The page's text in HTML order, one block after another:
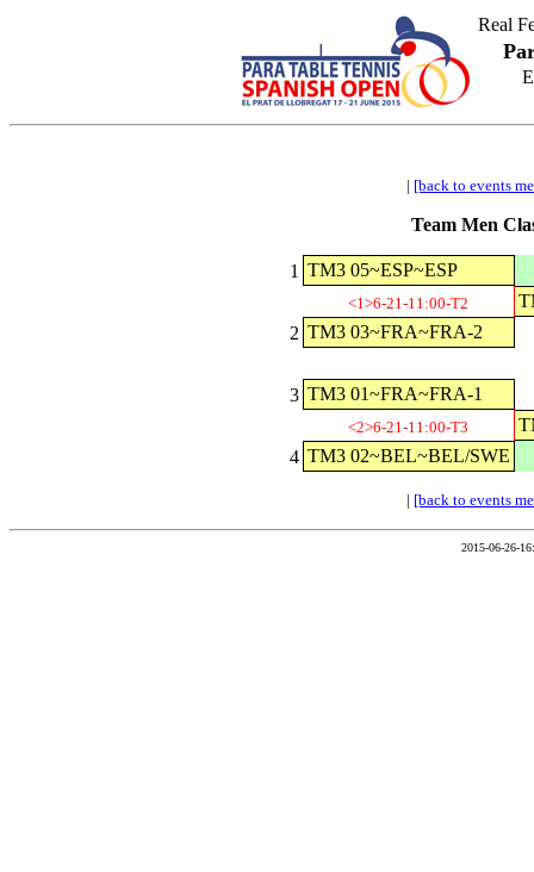
Real
| [back to events
Team Men
1 TM3 05~ESP~ESP
<1>6-21-11:00-T2
2 TM3 03~FRA~FRA-2
3 TM3 01~FRA~FRA-1
<2>6-21-11:00-T3
4 TM3 02~BEL~BEL/SWE
| [back to events
2015-06-26-